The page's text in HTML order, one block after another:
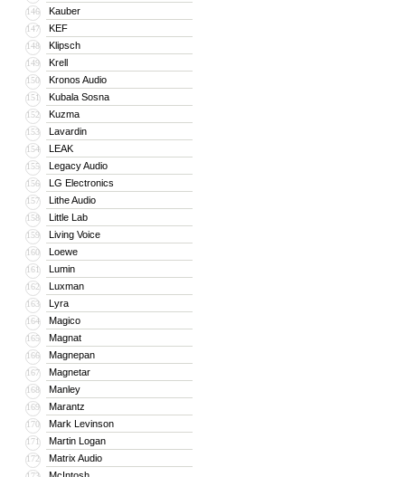
146 Kauber
147 KEF
148 Klipsch
149 Krell
150 Kronos Audio
151 Kubala Sosna
152 Kuzma
153 Lavardin
154 LEAK
155 Legacy Audio
156 LG Electronics
157 Lithe Audio
158 Little Lab
159 Living Voice
160 Loewe
161 Lumin
162 Luxman
163 Lyra
164 Magico
165 Magnat
166 Magnepan
167 Magnetar
168 Manley
169 Marantz
170 Mark Levinson
171 Martin Logan
172 Matrix Audio